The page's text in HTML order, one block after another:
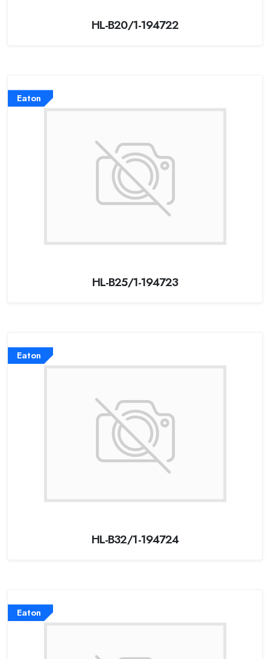
HL-B20/1-194722
Eaton
HL-B25/1-194723
Eaton
HL-B32/1-194724
Eaton